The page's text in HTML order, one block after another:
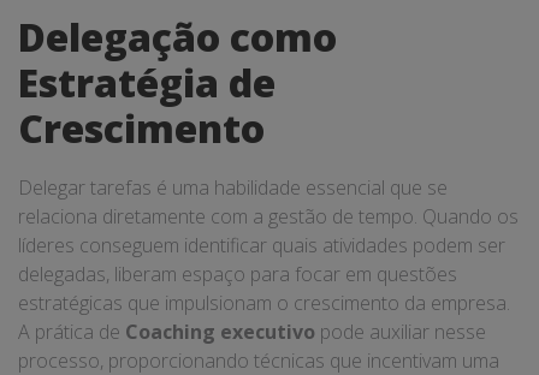
Delegação como
Estratégia de
Crescimento
Delegar tarefas é uma habilidade essencial que se
relaciona diretamente com a gestão de tempo. Quando os
líderes conseguem identificar quais atividades podem ser
delegadas, liberam espaço para focar em questões
estratégicas que impulsionam o crescimento da empresa.
A prática de Coaching executivo pode auxiliar nesse
processo, proporcionando técnicas que incentivam uma